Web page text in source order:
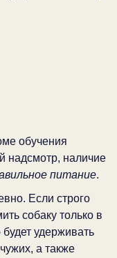
обучения
надсмотр, наличие
питание.
Если строго
собаку только в
удерживать
а также